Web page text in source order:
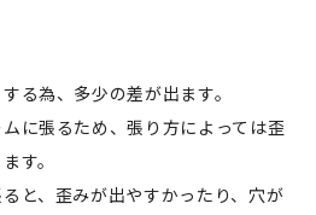
る為、多少の差が出ます。
に張るため、張り方によっては歪
す。
と、歪みが出やすかったり、穴が